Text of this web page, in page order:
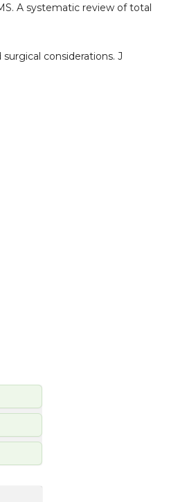
A systematic review of total
considerations. J